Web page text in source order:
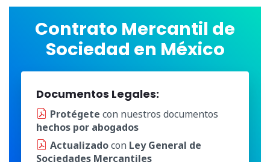
Contrato Mercantil de
Sociedad en México
Documentos Legales:
Protégete con nuestros documentos
hechos por abogados
Actualizadocon Ley General de
Sociedades Mercantiles